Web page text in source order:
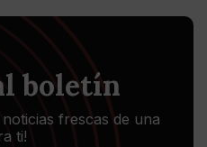
boletín
frescas de una
ti!